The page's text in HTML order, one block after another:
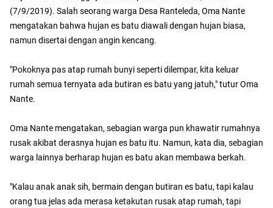
(7/9/2019). Salah seorang warga Desa Ranteleda, Oma Nante
mengatakan bahwa hujan es batu diawali dengan hujan biasa,
namun disertai dengan angin kencang.
"Pokoknya pas atap rumah bunyi seperti dilempar, kita keluar
rumah semua ternyata ada butiran es batu yang jatuh," tutur Oma
Nante.
Oma Nante mengatakan, sebagian warga pun khawatir rumahnya
rusak akibat derasnya hujan es batu itu. Namun, kata dia, sebagian
warga lainnya berharap hujan es batu akan membawa berkah.
"Kalau anak anak sih, bermain dengan butiran es batu, tapi kalau
orang tua jelas ada merasa ketakutan rusak atap rumah, tapi